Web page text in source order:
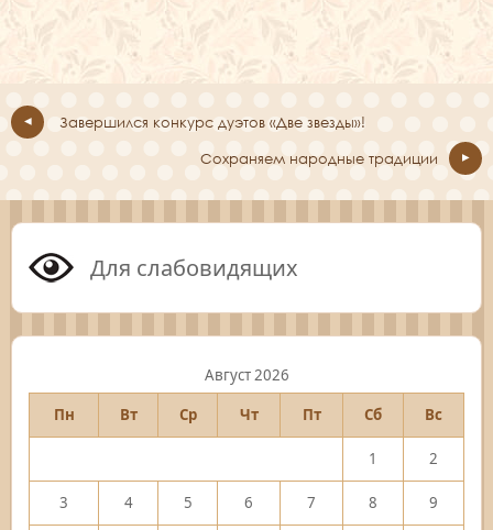
Завершился конкурс дуэтов «Две звезды»!
Сохраняем народные традиции
Для слабовидящих
Август 2026
Пн
Вт Ср Чт Пт Сб Вс
1 2
3 4 5 6 7 8 9